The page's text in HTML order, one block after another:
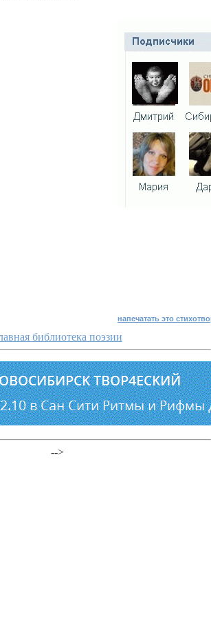
напечатать это
библиотека поэзии
-->